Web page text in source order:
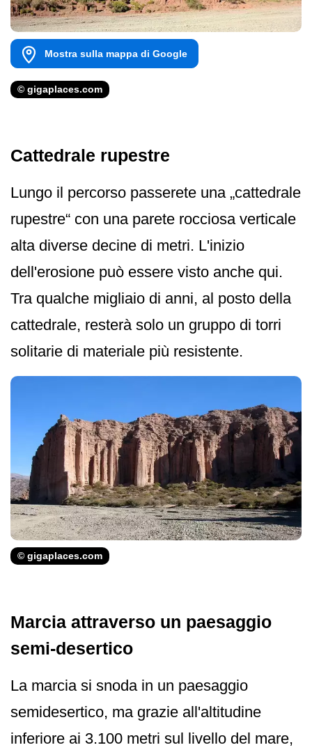
Mostra sulla mappa di Google
© gigaplaces.com
Cattedrale rupestre
Lungo il percorso passerete una „cattedrale
rupestre“ con una parete rocciosa verticale
alta diverse decine di metri. L'inizio
dell'erosione può essere visto anche qui.
Tra qualche migliaio di anni, al posto della
cattedrale, resterà solo un gruppo di torri
solitarie di materiale più resistente.
© gigaplaces.com
Marcia attraverso un paesaggio
semi-desertico
La marcia si snoda in un paesaggio
semidesertico, ma grazie all'altitudine
inferiore ai 3.100 metri sul livello del mare,